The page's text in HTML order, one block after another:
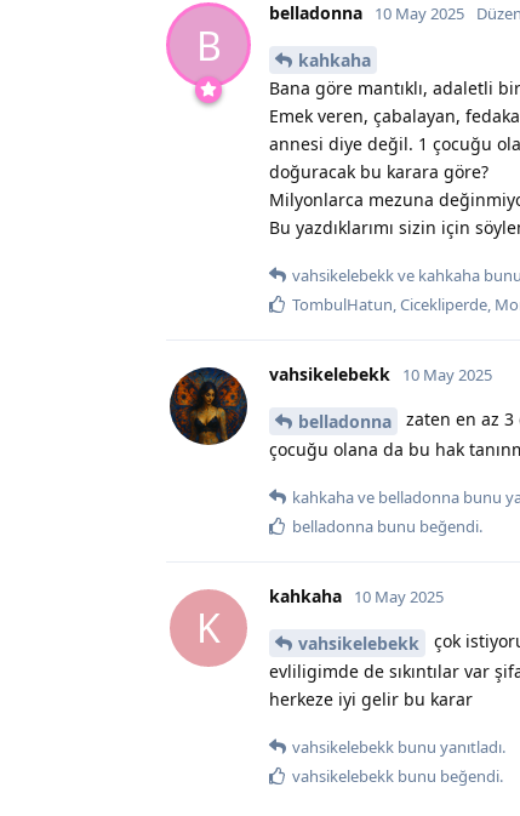
B
belladonna 10 May 2025
kahkaha
Bana göre mantıklı, adaletli
Emek veren, çabalayan,
annesi diye değil. 1 çocuğu
doğuracak bu karara göre?
Milyonlarca mezuna
Bu yazdıklarımı sizin için
vahsikelebekkve kahkaha
TombulHatun,Cicekliperde,
vahsikelebekk 10 May 2025
belladonna
zaten en az 3
çocuğu olana da bu hak
kahkahave belladonna bunu
belladonna bunu beğendi.
K
kahkaha 10 May 2025
vahsikelebekk
çok
evliligimde de sıkıntılar var
herkeze iyi gelir bu karar
vahsikelebekk bunu yanıtladı.
vahsikelebekk bunu beğendi.